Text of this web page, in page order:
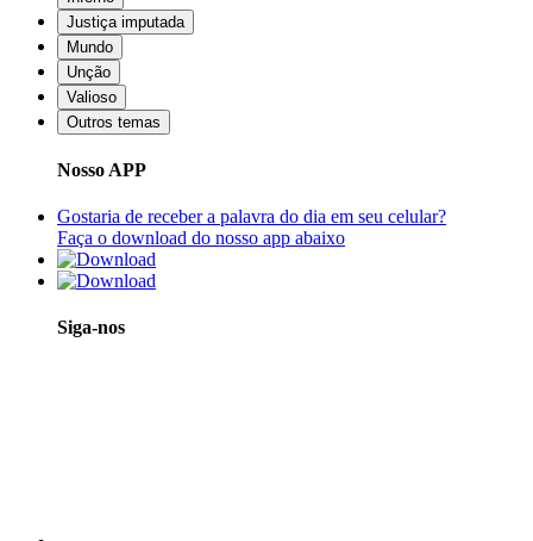
Justiça imputada
Mundo
Unção
Valioso
Outros temas
Nosso APP
Gostaria de receber a palavra do dia em seu celular?
Faça o download do nosso app abaixo
Siga-nos